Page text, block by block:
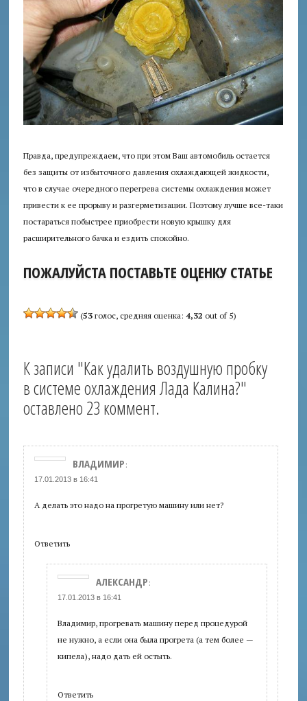
Правда, предупреждаем, что при этом Ваш автомобиль остается
без защиты от избыточного давления охлаждающей жидкости,
что в случае очередного перегрева системы охлаждения может
привести к ее прорыву и разгерметизации. Поэтому лучше все-таки
постараться побыстрее приобрести новую крышку для
расширительного бачка и ездить спокойно.
ПОЖАЛУЙСТА ПОСТАВЬТЕ ОЦЕНКУ СТАТЬЕ
(53 голос, средняя оценка:4,32 out of 5)
К записи "Как удалить воздушную пробку
в системе охлаждения Лада Калина?"
оставлено 23 коммент.
ВЛАДИМИР :
17.01.2013 в 16:41
А делать это надо на прогретую машину или нет?
Ответить
АЛЕКСАНДР :
17.01.2013 в 16:41
Владимир, прогревать машину перед процедурой
не нужно, а если она была прогрета (а тем более —
кипела), надо дать ей остыть.
Ответить